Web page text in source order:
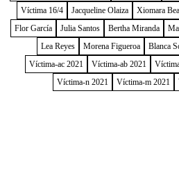
Víctima 16/4
Jacqueline Olaiza Xiomara
Flor García
Julia Santos Bertha Miranda
Lea Reyes
Morena Figueroa Blanca
Víctima-ac 2021
Víctima-ab 2021
Víctima-n 2021
Víctima-m 2021